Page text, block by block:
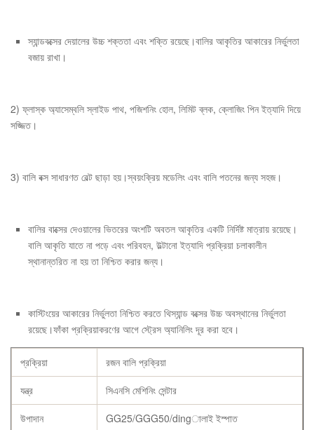
স্যান্ডবক্সের দেয়ালের উচ্চ শক্ততা এবং শক্তি রয়েছে।বালির আকৃতির আকারের নির্ভুলতা
বজায় রাখা।
2) ফ্লাস্ক অ্যাসেম্বলি স্লাইড পাথ, পজিশনিং হোল, লিমিট ব্লক, ক্লোজিং পিন ইত্যাদি দিয়ে
সজ্জিত।
3) বালি বক্স সাধারণত বেল্ট ছাড়া হয়।স্বয়ংক্রিয় মডেলিং এবং বালি পতনের জন্য সহজ।
বালির বাক্সের দেওয়ালের ভিতরের অংশটি অবতল আকৃতির একটি নির্দিষ্ট মাত্রায় রয়েছে।
বালি আকৃতি যাতে না পড়ে এবং পরিবহন, উল্টানো ইত্যাদি প্রক্রিয়া চলাকালীন
স্থানান্তরিত না হয় তা নিশ্চিত করার জন্য।
কাস্টিংয়ের আকারের নির্ভুলতা নিশ্চিত করতে থিস্যান্ড বক্সের উচ্চ অবস্থানের নির্ভুলতা
রয়েছে।ফাঁকা প্রক্রিয়াকরণের আগে স্ট্রেস অ্যানিলিং দূর করা হবে।
প্রক্রিয়া
রজন বালি প্রক্রিয়া
যন্ত্র
সিএনসি মেশিনিং সেন্টার
উপাদান
GG25/GGG50/dingালাই ইস্পাত